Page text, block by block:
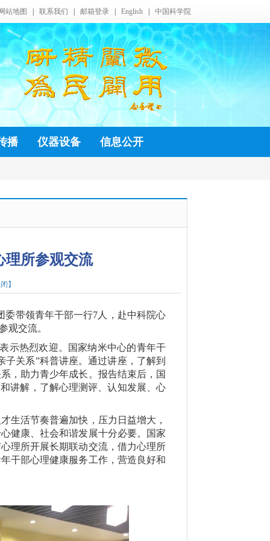
站地图 联系我们 邮箱登录 English 中国科学院
播 仪器设备 信息公开
理所参观交流
】
委带领青年干部一行7 人，赴中科院心
参观交流。
示热烈欢迎。国家纳米中心的青年干
关系”科普讲座。通过讲座，了解到
，助力青少年成长。报告结束后，国
讲解，了解心理测评、认知发展、心
活节奏普遍加快，压力日益增大，
健康、社会和谐发展十分必要。国家
理所开展长期联动交流，借力心理所
干部心理健康服务工作，营造良好和